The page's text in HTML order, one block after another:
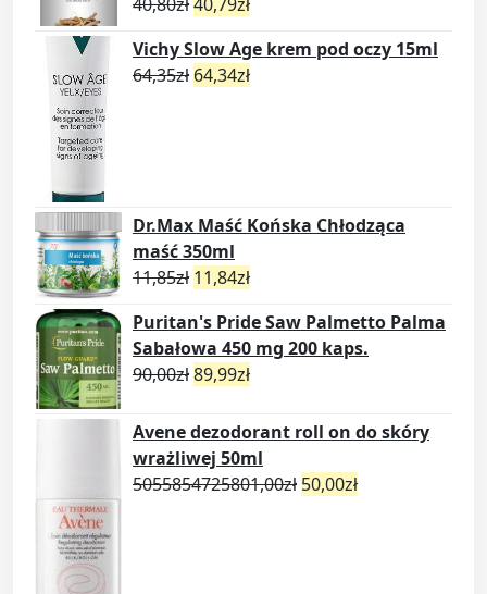
Vichy Slow Age krem pod oczy 15ml
64,35zł 64,34zł
Dr.Max Maść Końska Chłodząca
maść 350ml
11,85zł 11,84zł
Puritan's Pride Saw Palmetto Palma
Sabałowa 450 mg 200 kaps.
90,00zł89,99zł
Avene dezodorant roll on do skóry
wrażliwej 50ml
5055854725801,00zł 50,00zł